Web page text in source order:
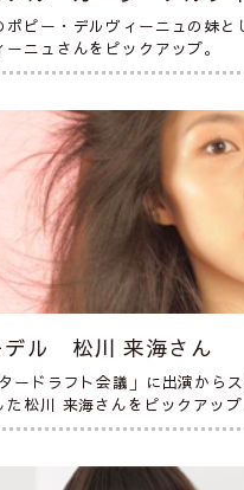
ポピー・デルヴィーニュの妹と
ーニュさんをピックアップ。
デル 松川 来海さん
ードラフト会議」に出演から
た松川 来海さんをピックアップ